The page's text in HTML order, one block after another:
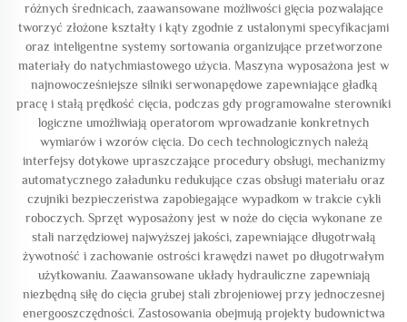
różnych średnicach, zaawansowane możliwości gięcia pozwalające
tworzyć złożone kształty i kąty zgodnie z ustalonymi specyfikacjami
oraz inteligentne systemy sortowania organizujące przetworzone
materiały do natychmiastowego użycia. Maszyna wyposażona jest w
najnowocześniejsze silniki serwonapędowe zapewniające gładką
pracę i stałą prędkość cięcia, podczas gdy programowalne sterowniki
logiczne umożliwiają operatorom wprowadzanie konkretnych
wymiarów i wzorów cięcia. Do cech technologicznych należą
interfejsy dotykowe upraszczające procedury obsługi, mechanizmy
automatycznego załadunku redukujące czas obsługi materiału oraz
czujniki bezpieczeństwa zapobiegające wypadkom w trakcie cykli
roboczych. Sprzęt wyposażony jest w noże do cięcia wykonane ze
stali narzędziowej najwyższej jakości, zapewniające długotrwałą
żywotność i zachowanie ostrości krawędzi nawet po długotrwałym
użytkowaniu. Zaawansowane układy hydrauliczne zapewniają
niezbędną siłę do cięcia grubej stali zbrojeniowej przy jednoczesnej
energooszczędności. Zastosowania obejmują projekty budownictwa